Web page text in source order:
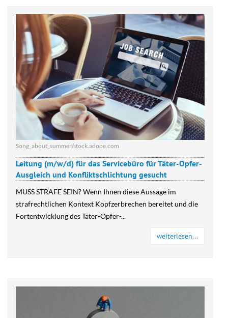
Song_about_summer/stock.adobe.com
Leitung (m/w/d) für das Servicebüro für Täter-Opfer-
Ausgleich und Konfliktschlichtung gesucht
MUSS STRAFE SEIN? Wenn Ihnen diese Aussage im
strafrechtlichen Kontext Kopfzerbrechen bereitet und die
Fortentwicklung des Täter-Opfer-...
weiterlesen...